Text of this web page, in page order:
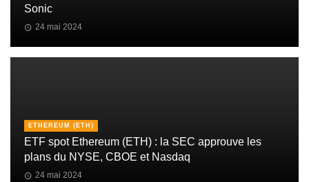
Sonic
24 mai 2024
ETHEREUM (ETH)
ETF spot Ethereum (ETH) : la SEC approuve les
plans du NYSE, CBOE et Nasdaq
24 mai 2024